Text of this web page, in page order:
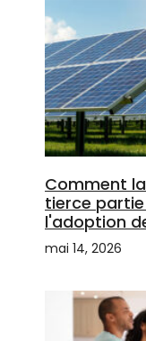
Comment
tierce
l'adoption
mai 14, 2026